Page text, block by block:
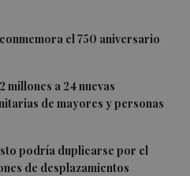
el 750 aniversario
millones a 24 nuevas
de mayores y personas
podría duplicarse por el
de desplazamientos